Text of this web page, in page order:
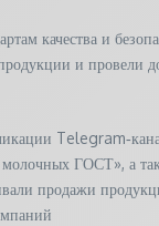
качества и
и
молочных ГОСТ», а
продажи